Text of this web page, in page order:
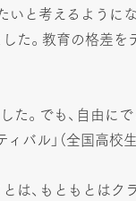
と考えるように
た。教育の格差
た。でも、自由
バル」（全国高
は、もともとは